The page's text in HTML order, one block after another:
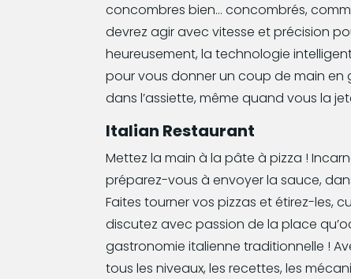
concombres bien… concombrés,
devrez agir avec vitesse et précision
heureusement, la technologie
pour vous donner un coup de main en
dans l’assiette, même quand vous la
Italian Restaurant
Mettez la main à la pâte à pizza !
préparez-vous à envoyer la sauce,
Faites tourner vos pizzas et étirez-les,
discutez avec passion de la place
gastronomie italienne traditionnelle !
tous les niveaux, les recettes, les